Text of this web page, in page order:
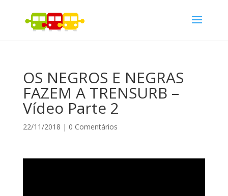
OS NEGROS E NEGRAS
FAZEM A TRENSURB –
Vídeo Parte 2
22/11/2018 | 0 Comentários